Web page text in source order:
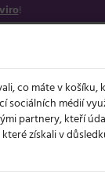
!
co máte v košíku,
sociálních médií
partnery, kteří
získali v